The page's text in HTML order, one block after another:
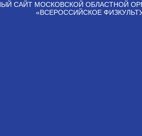
САЙТ МОСКОВСКОЙ ОБЛАСТНОЙ
«ВСЕРОССИЙСКОЕ